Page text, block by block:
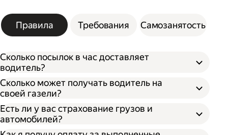
Правила Требования Самозанятость
Сколько посылок в час доставляет
водитель?
Сколько может получать водитель на
своей газели?
Есть ли у вас страхование грузов и
автомобилей?